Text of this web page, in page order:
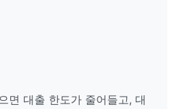
면 대출 한도가 줄어들고, 대